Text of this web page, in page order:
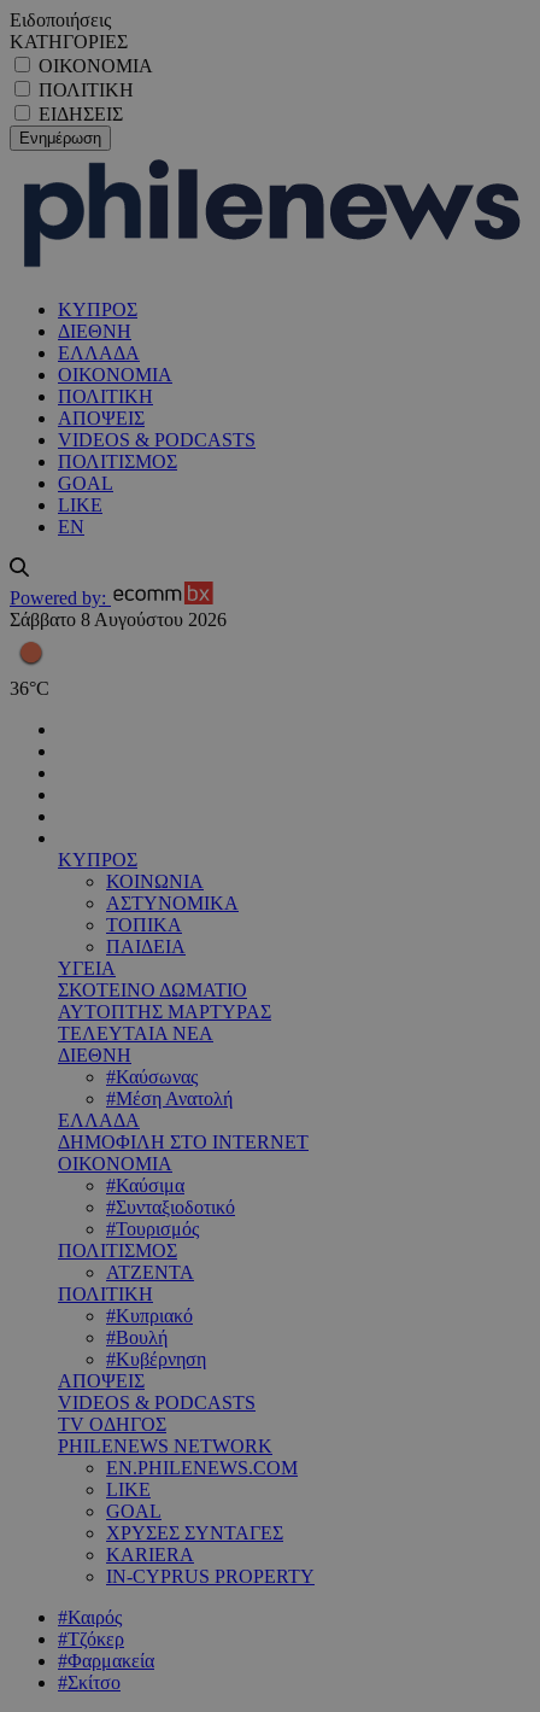
Ειδοποιήσεις
ΚΑΤΗΓΟΡΙΕΣ
ΟΙΚΟΝΟΜΙΑ
ΠΟΛΙΤΙΚΗ
ΕΙΔΗΣΕΙΣ
ΚΥΠΡΟΣ
ΔΙΕΘΝΗ
ΕΛΛΑΔΑ
ΟΙΚΟΝΟΜΙΑ
ΠΟΛΙΤΙΚΗ
ΑΠΟΨΕΙΣ
VIDEOS & PODCASTS
ΠΟΛΙΤΙΣΜΟΣ
GOAL
LIKE
EN
Powered by:
Σάββατο 8 Αυγούστου 2026
36°C
ΚΥΠΡΟΣ
ΚΟΙΝΩΝΙΑ
ΑΣΤΥΝΟΜΙΚΑ
ΤΟΠΙΚΑ
ΠΑΙΔΕΙΑ
ΥΓΕΙΑ
ΣΚΟΤΕΙΝΟ ΔΩΜΑΤΙΟ
ΑΥΤΟΠΤΗΣ ΜΑΡΤΥΡΑΣ
ΤΕΛΕΥΤΑΙΑ ΝΕΑ
ΔΙΕΘΝΗ
#Καύσωνας
#Μέση Ανατολή
ΕΛΛΑΔΑ
ΔΗΜΟΦΙΛΗ ΣΤΟ INTERNET
ΟΙΚΟΝΟΜΙΑ
#Καύσιμα
#Συνταξιοδοτικό
#Τουρισμός
ΠΟΛΙΤΙΣΜΟΣ
ΑΤΖΕΝΤΑ
ΠΟΛΙΤΙΚΗ
#Κυπριακό
#Βουλή
#Κυβέρνηση
ΑΠΟΨΕΙΣ
VIDEOS & PODCASTS
TV ΟΔΗΓΟΣ
PHILENEWS NETWORK
EN.PHILENEWS.COM
LIKE
GOAL
ΧΡΥΣΕΣ ΣΥΝΤΑΓΕΣ
KARIERA
IN-CYPRUS PROPERTY
#Καιρός
#Τζόκερ
#Φαρμακεία
#Σκίτσο